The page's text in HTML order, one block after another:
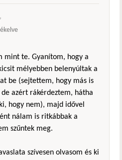
mint te. Gyanítom, hogy a
mélyebben belenyúltak a
be (sejtettem, hogy más is
azért rákérdeztem, hátha
hogy nem), majd idővel
nálam is ritkábbak a
szűntek meg.
szívesen olvasom és ki